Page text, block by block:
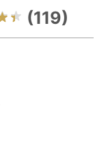
(119)